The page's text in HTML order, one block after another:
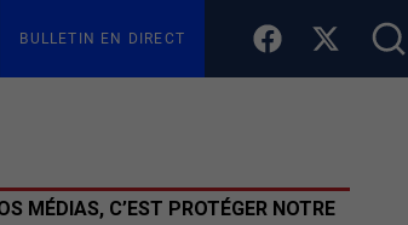
BULLETIN EN DIRECT
MÉDIAS, C’EST PROTÉGER NOTRE